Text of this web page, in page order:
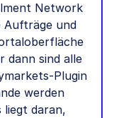
Network
Aufträge und
dann sind alle
Plugin
werden
liegt daran,